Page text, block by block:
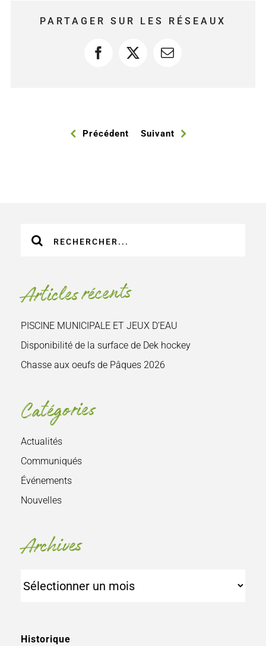
PARTAGER SUR LES RÉSEAUX
Facebook
X Courriel
Précédent Suivant
sur
Articles récents
PISCINE MUNICIPALE ET JEUX D’EAU
Disponibilité de la surface de Dek hockey
Chasse aux oeufs de Pâques 2026
Catégories
Actualités
Communiqués
Événements
Nouvelles
Archives
Historique